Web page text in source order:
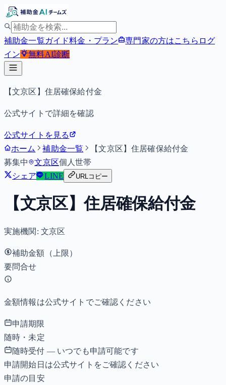
補助金一覧ガイド料金・プラン 専門家の方はこちら ログ
イン
無料AI診断
【文京区】住居確保給付金
公式サイトで詳細を確認
公式サイトを見る
ホーム
補助金一覧
【文京区】住居確保給付金
募集中
文京区個人世帯
シェア
LINE URLコピー
【文京区】住居確保給付金
実施機関: 文京区
補助金額（上限）
要問合せ
金額情報は公式サイトでご確認ください
申請期限
随時・未定
随時受付 — いつでも申請可能です
申請開始日は公式サイトをご確認ください
申請の目安